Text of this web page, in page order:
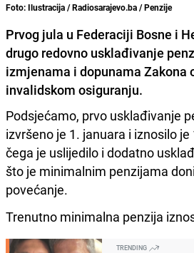
Foto: Ilustracija / Radiosarajevo.ba / Penzije
Prvog jula u Federaciji Bosne i
drugo redovno usklađivanje
izmjenama i dopunama Zakona
invalidskom osiguranju.
Podsjećamo, prvo usklađivanje
izvršeno je 1. januara i iznosilo
čega je uslijedilo i dodatno
što je minimalnim penzijama
povećanje.
Trenutno minimalna penzija
TRENDING